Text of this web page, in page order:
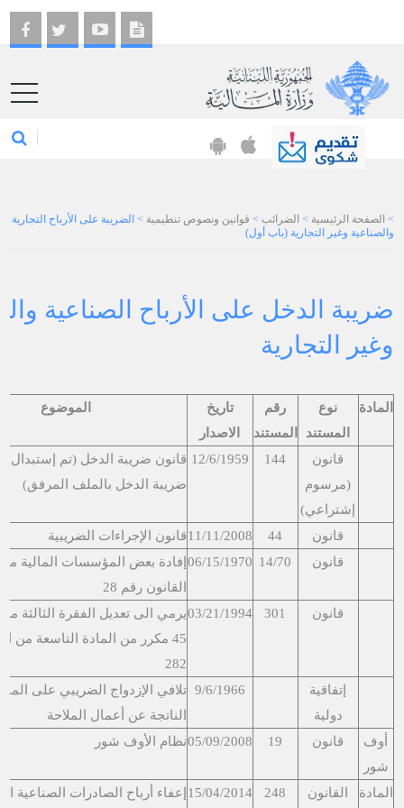
EN
> الصفحة الرئيسية > الضرائب > قوانين ونصوص تنطيمية > الضريبة على الأرباح التجارية
والصناعية وغير التجارية (باب أول)
ضريبة الدخل على الأرباح الصناعية
وغير التجارية
المادة
نوع
المستند
رقم
المستند
تاريخ
الاصدار
الموضوع
قانون
(مرسوم
إشتراعي)
144
12/6/1959 قانون ضريبة الدخل (تم إستبدال
ضريبة الدخل بالملف المرفق)
قانون 44
11/11/2008قانون الإجراءات الضريبية
قانون
14/70
06/15/1970 إفادة بعض المؤسسات المالية
القانون رقم 28
قانون
301
03/21/1994يرمي الى تعديل الفقرة الثالثة من
45 مكرر من المادة التاسعة من
282
إتفاقية
دولية
9/6/1966 تلافي الإزدواج الضريبي على
الناتجة عن أعمال الملاحة
أوف
شور
قانون 19
05/09/2008نظام الأوف شور
المادة القانون 248
15/04/2014 إعفاء أرباح الصادرات الصناعية